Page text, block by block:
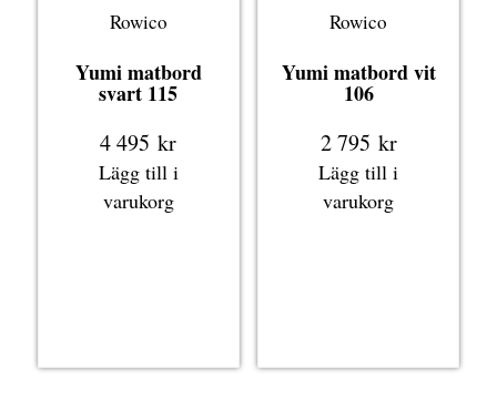
Rowico
Yumi matbord
svart 115
4 495kr
Lägg till i
varukorg
Rowico
Yumi matbord vit
106
2 795 kr
Lägg till i
varukorg